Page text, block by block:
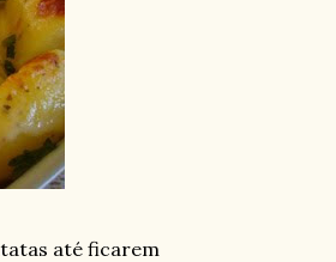
até ficarem